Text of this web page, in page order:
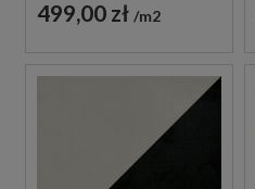
499,00 zł m2